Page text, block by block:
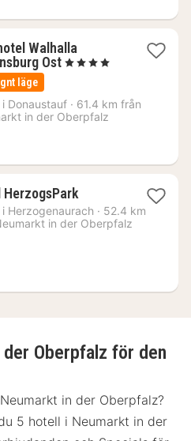
Walhalla
Ost1
757
kr.
, 4 Stjärnor
läge
i Donaustauf · 61.4 km från
in der Oberpfalz
HerzogsPark1
natt
från
i Herzogenaurach · 52.4 km
in der Oberpfalz
Oberpfalz för den
in der Oberpfalz?
5 hotell i Neumarkt in der